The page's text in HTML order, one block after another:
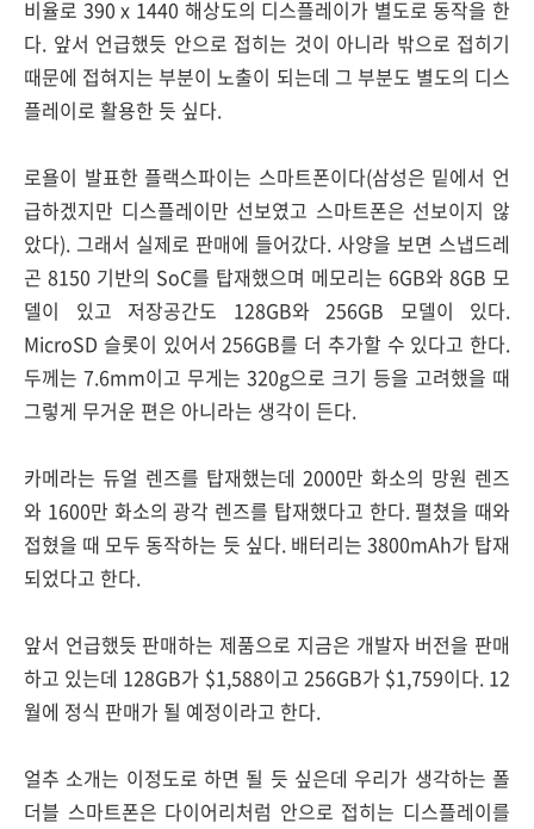
비율로 390 x 1440 해상도의 디스플레이가 별도로 동작을 한
다. 앞서 언급했듯 안으로 접히는 것이 아니라 밖으로 접히기
때문에 접혀지는 부분이 노출이 되는데 그 부분도 별도의 디스
플레이로 활용한 듯 싶다.
로욜이 발표한 플랙스파이는 스마트폰이다(삼성은 밑에서 언
급하겠지만 디스플레이만 선보였고 스마트폰은 선보이지 않
았다). 그래서 실제로 판매에 들어갔다. 사양을 보면 스냅드레
곤 8150 기반의 SoC를 탑재했으며 메모리는 6GB와 8GB 모
델이 있고 저장공간도 128GB와 256GB 모델이 있다.
MicroSD 슬롯이 있어서 256GB를 더 추가할 수 있다고 한다.
두께는 7.6mm이고 무게는 320g으로 크기 등을 고려했을 때
그렇게 무거운 편은 아니라는 생각이 든다.
카메라는 듀얼 렌즈를 탑재했는데 2000만 화소의 망원 렌즈
와 1600만 화소의 광각 렌즈를 탑재했다고 한다. 펼쳤을 때와
접혔을 때 모두 동작하는 듯 싶다. 배터리는 3800mAh가 탑재
되었다고 한다.
앞서 언급했듯 판매하는 제품으로 지금은 개발자 버전을 판매
하고 있는데 128GB가 $1,588이고 256GB가 $1,759이다. 12
월에 정식 판매가 될 예정이라고 한다.
얼추 소개는 이정도로 하면 될 듯 싶은데 우리가 생각하는 폴
더블 스마트폰은 다이어리처럼 안으로 접히는 디스플레이를